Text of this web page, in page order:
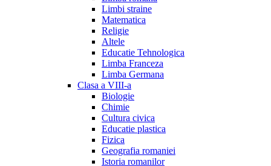
Limbi straine
Matematica
Religie
Altele
Educatie Tehnologica
Limba Franceza
Limba Germana
Clasa a VIII-a
Biologie
Chimie
Cultura civica
Educatie plastica
Fizica
Geografia romaniei
Istoria romanilor